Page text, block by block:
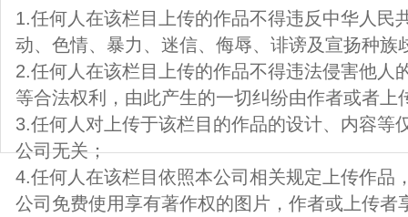
1.任何人在该栏目上传的作品不得违反中华人民
动、色情、暴力、迷信、侮辱、诽谤及宣扬种族
2.任何人在该栏目上传的作品不得违法侵害他人
等合法权利，由此产生的一切纠纷由作者或者上
3.任何人对上传于该栏目的作品的设计、内容等
公司无关；
4.任何人在该栏目依照本公司相关规定上传作品
公司免费使用享有著作权的图片，作者或上传者